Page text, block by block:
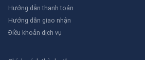
Hướng dẫn thanh toán
Hướng dẫn giao nhận
Điều khoản dịch vụ